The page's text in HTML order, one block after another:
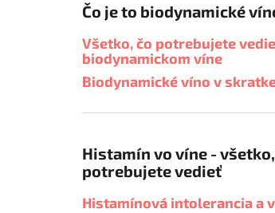
Čo je to biodynamické
Všetko, čo potrebujete
biodynamickom víne
Biodynamické víno v
Histamín vo víne -
potrebujete vedieť
Histamínová intolerancia a